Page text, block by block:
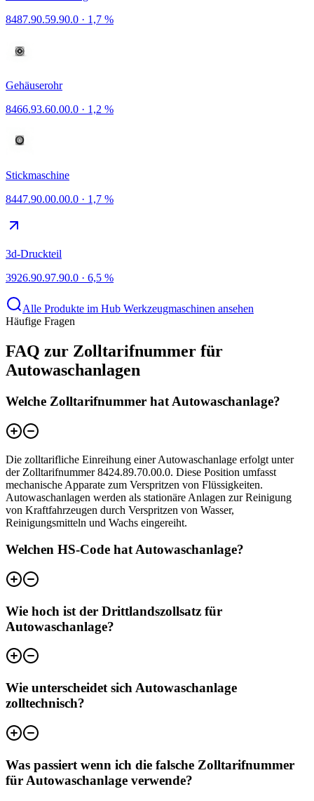
8487.90.59.90.0 · 1,7 %
Gehäuserohr
8466.93.60.00.0 · 1,2 %
Stickmaschine
8447.90.00.00.0 · 1,7 %
3d-Druckteil
3926.90.97.90.0 · 6,5 %
Alle Produkte im Hub Werkzeugmaschinen ansehen
Häufige Fragen
FAQ zur Zolltarifnummer für
Autowaschanlagen
Welche Zolltarifnummer hat Autowaschanlage?
Die zolltarifliche Einreihung einer Autowaschanlage erfolgt unter
der Zolltarifnummer 8424.89.70.00.0. Diese Position umfasst
mechanische Apparate zum Verspritzen von Flüssigkeiten.
Autowaschanlagen werden als stationäre Anlagen zur Reinigung
von Kraftfahrzeugen durch Verspritzen von Wasser,
Reinigungsmitteln und Wachs eingereiht.
Welchen HS-Code hat Autowaschanlage?
Wie hoch ist der Drittlandszollsatz für
Autowaschanlage?
Wie unterscheidet sich Autowaschanlage
zolltechnisch?
Was passiert wenn ich die falsche Zolltarifnummer
für Autowaschanlage verwende?